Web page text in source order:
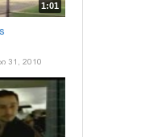
1:01
31, 2010